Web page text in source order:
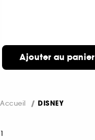
Ajouter au panier
Accueil DISNEY
1